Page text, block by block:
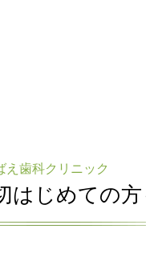
え歯科クリニック
はじめての